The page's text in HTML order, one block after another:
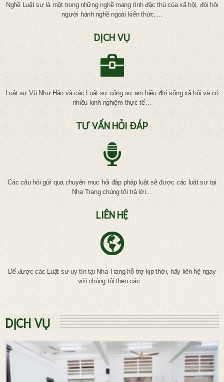
Nghề Luật sư là một trong những nghề mang tính đặc thù của xã hội, đòi hỏi
người hành nghề ngoài kiến thức,…
DỊCH VỤ
Luật sư Vũ Như Hảo và các Luật sư cộng sự am hiểu đời sống xã hội và có
nhiều kinh nghiệm thực tế…
TƯ VẤN HỎI ĐÁP
Các câu hỏi gửi qua chuyên mục hỏi đáp pháp luật sẽ được các luật sư tại
Nha Trang chúng tôi trả lời…
LIÊN HỆ
Để được các Luật sư uy tín tại Nha Trang hỗ trợ kịp thời, hãy liên hệ ngay
với chúng tôi theo các…
DỊCH VỤ